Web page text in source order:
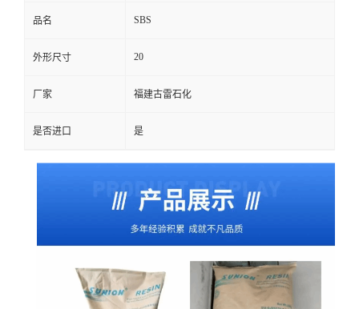
品名 SBS
外形尺寸 20
厂家 福建古雷石化
是否进口 是